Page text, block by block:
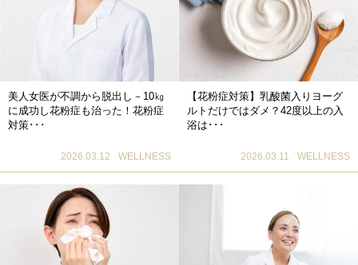
美人女医が不調から脱出し－10㎏
に成功し花粉症も治った！花粉症
対策･･･
2026.03.12 WELLNESS
【花粉症対策】乳酸菌入りヨーグ
ルトだけではダメ？42度以上の入
浴は･･･
2026.03.11 WELLNESS